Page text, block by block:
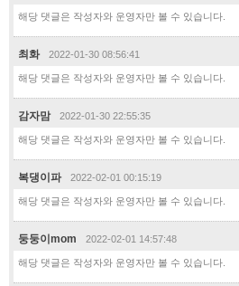
해당 댓글은 작성자와 운영자만 볼 수 있습니다.
최화 2022-01-30 08:56:41
해당 댓글은 작성자와 운영자만 볼 수 있습니다.
감자맘 2022-01-30 22:55:35
해당 댓글은 작성자와 운영자만 볼 수 있습니다.
복댕이파 2022-02-01 00:15:19
해당 댓글은 작성자와 운영자만 볼 수 있습니다.
둥둥이mom 2022-02-01 14:57:48
해당 댓글은 작성자와 운영자만 볼 수 있습니다.